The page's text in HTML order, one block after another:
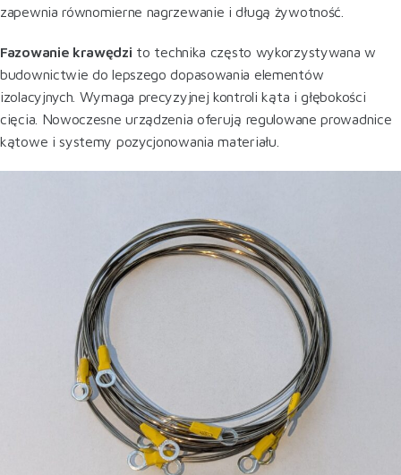
zapewnia równomierne nagrzewanie i długą żywotność.
Fazowanie krawędzi to technika często wykorzystywana w
budownictwie do lepszego dopasowania elementów
izolacyjnych. Wymaga precyzyjnej kontroli kąta i głębokości
cięcia. Nowoczesne urządzenia oferują regulowane prowadnice
kątowe i systemy pozycjonowania materiału.